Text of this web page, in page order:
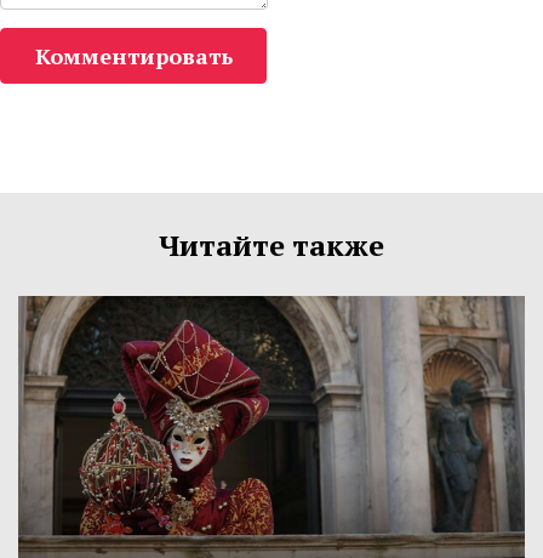
Комментировать
Читайте также